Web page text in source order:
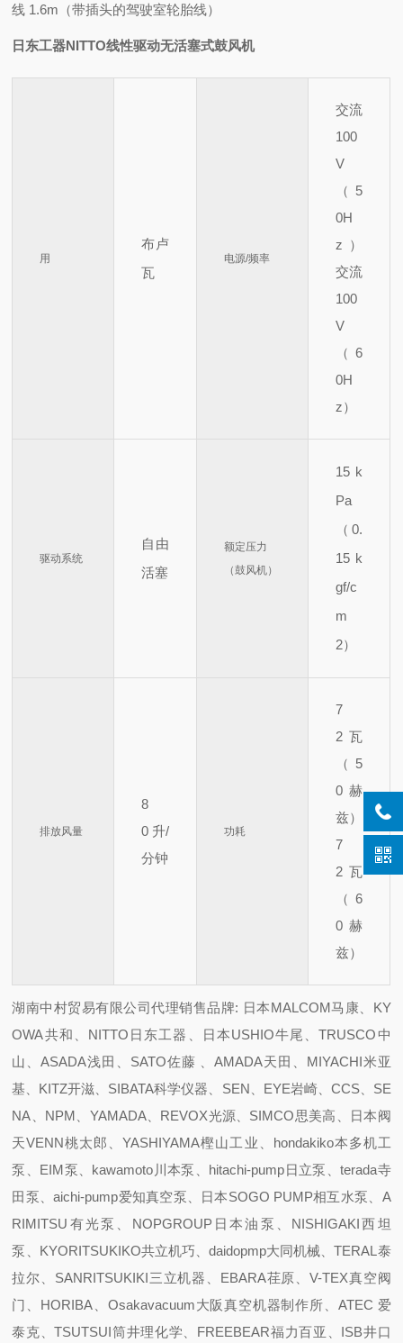
线 1.6m（带插头的驾驶室轮胎线）
日东工器NITTO线性驱动无活塞式鼓风机
用
布卢
瓦
电源/频率
交流
100
V
（5
0H
z）
交流
100
V
（6
0H
z）
驱动系统
自由
活塞
额定压力
（鼓风机）
15 k
Pa
（0.
15 k
gf/c
m
2）
排放风量
8
0 升/
分钟
功耗
7
2 瓦
（5
0 赫
兹）
7
2 瓦
（6
0 赫
兹）
湖南中村贸易有限公司代理销售品牌: 日本MALCOM马康、KY
OWA共和、NITTO日东工器、日本USHIO牛尾、TRUSCO中
山、ASADA浅田、SATO佐藤 、AMADA天田、MIYACHI米亚
基、KITZ开滋、SIBATA科学仪器、SEN、EYE岩崎、CCS、SE
NA、NPM、YAMADA、REVOX光源、SIMCO思美高、日本阀
天VENN桃太郎、YASHIYAMA樫山工业、hondakiko本多机工
泵、EIM泵、kawamoto川本泵、hitachi-pump日立泵、terada寺
田泵、aichi-pump爱知真空泵、日本SOGO PUMP相互水泵、A
RIMITSU有光泵、NOPGROUP日本油泵、NISHIGAKI西坦
泵、KYORITSUKIKO共立机巧、daidopmp大同机械、TERAL泰
拉尔、SANRITSUKIKI三立机器、EBARA荏原、V-TEX真空阀
门、HORIBA、Osakavacuum大阪真空机器制作所、ATEC 爱
泰克、TSUTSUI筒井理化学、FREEBEAR福力百亚、ISB井口